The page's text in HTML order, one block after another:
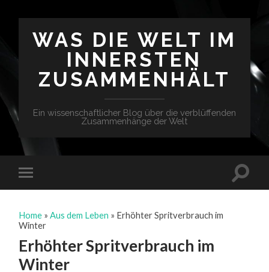
WAS DIE WELT IM
INNERSTEN
ZUSAMMENHÄLT
Ein wissenschaftlicher Blog über die verblüffenden
Zusammenhänge der Welt
Home » Aus dem Leben » Erhöhter Spritverbrauch im
Winter
Erhöhter Spritverbrauch im
Winter